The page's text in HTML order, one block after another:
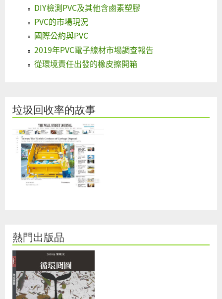
DIY檢測PVC及其他含鹵素塑膠
PVC的市場現況
國際公約與PVC
2019年PVC電子線材市場調查報告
從環境責任出發的橡皮擦開箱
垃圾回收率的故事
熱門出版品